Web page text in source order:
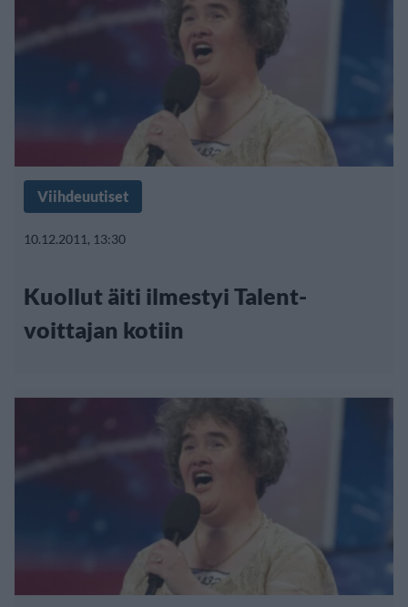
Viihdeuutiset
10.12.2011, 13:30
Kuollut äiti ilmestyi Talent-
voittajan kotiin